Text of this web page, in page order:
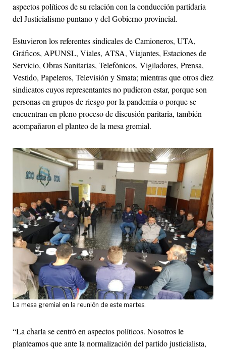
aspectos políticos de su relación con la conducción partidaria
del Justicialismo puntano y del Gobierno provincial.
Estuvieron los referentes sindicales de Camioneros, UTA,
Gráficos, APUNSL, Viales, ATSA, Viajantes, Estaciones de
Servicio, Obras Sanitarias, Telefónicos, Vigiladores, Prensa,
Vestido, Papeleros, Televisión y Smata; mientras que otros diez
sindicatos cuyos representantes no pudieron estar, porque son
personas en grupos de riesgo por la pandemia o porque se
encuentran en pleno proceso de discusión paritaria, también
acompañaron el planteo de la mesa gremial.
La mesa gremial en la reunión de este martes.
“La charla se centró en aspectos políticos. Nosotros le
planteamos que ante la normalización del partido justicialista,